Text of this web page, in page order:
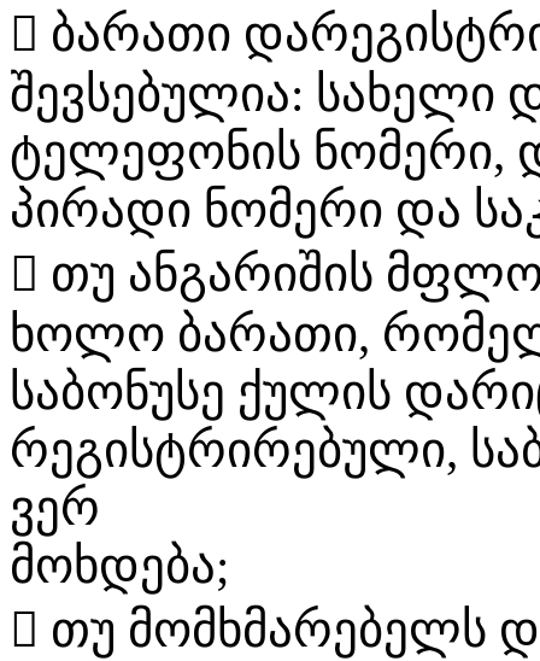
 ბარათი
შევსებულია: სახელი
ტელეფონის ნომერი,
პირადი ნომერი და
 თუ ანგარიშის
ხოლო ბარათი,
საბონუსე ქულის
რეგისტრირებული,
ვერ
მოხდება;
 თუ მომხმარებელს